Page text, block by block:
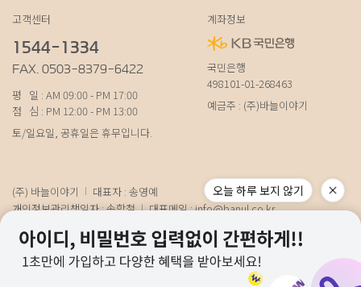
고객센터
1544-1334
FAX. 0503-8379-6422
평 일 : AM 09:00 - PM 17:00
점 심 : PM 12:00 - PM 13:00
토/일요일, 공휴일은 휴무입니다.
계좌정보
국민은행
498101-01-268463
예금주 : (주)바늘이야기
(주) 바늘이야기
대표자 : 송영예
개인정보관리책임자 : 송학철
대표메일 :info@banul.co.kr
대문구 연희로11가길 15 (물류) 경기도 파주시 성동로 19-17
사업자번호 : 674-88-00100[사업자정보확인]
오늘 하루 보지 않기